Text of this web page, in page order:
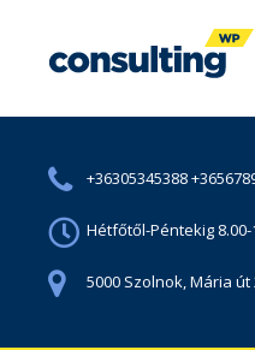
+36305345388
Hétfőtől-Péntekig 8.00-
5000 Szolnok, Mária út